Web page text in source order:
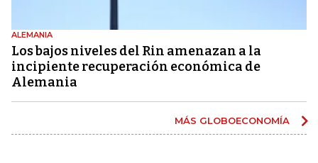
ALEMANIA
Los bajos niveles del Rin amenazan a la
incipiente recuperación económica de
Alemania
MÁS GLOBOECONOMÍA